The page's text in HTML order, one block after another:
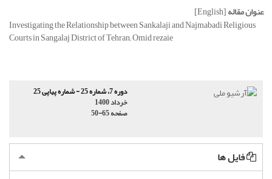
عنوان مقاله[English]
Investigating the Relationship between Sankalaji and Najmabadi Religious
Courts in Sangalaj District of Tehran; Omid rezaie
دوره 7، شماره 25 - شماره پیاپی 25
خرداد 1400
صفحه50-65
فایل ها